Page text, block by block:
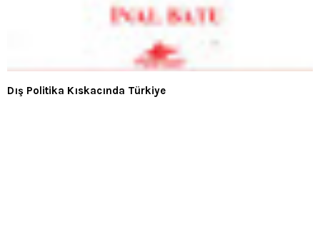
Dış Politika Kıskacında Türkiye